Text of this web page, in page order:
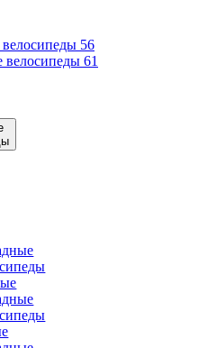
56
велосипеды 61